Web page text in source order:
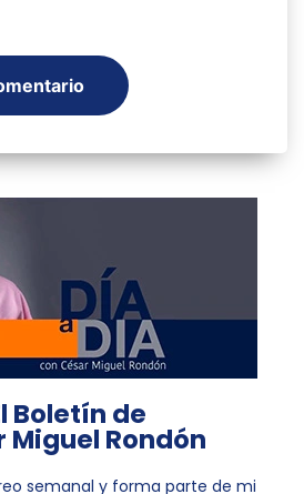
Boletín de
Miguel Rondón
semanal y forma parte de mi